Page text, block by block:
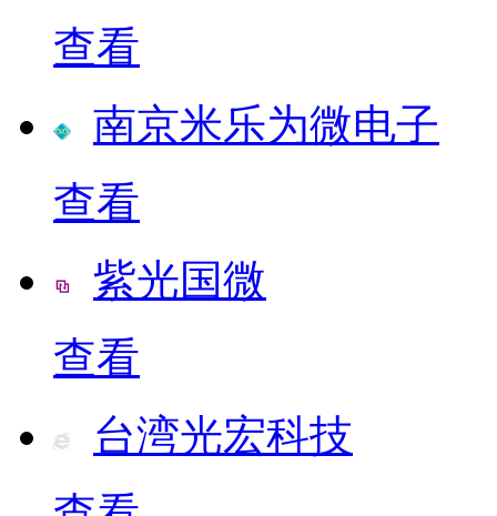
查看
南京米乐为微电子
查看
紫光国微
查看
台湾光宏科技